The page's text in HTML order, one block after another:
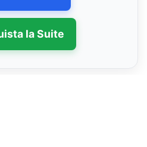
la Suite